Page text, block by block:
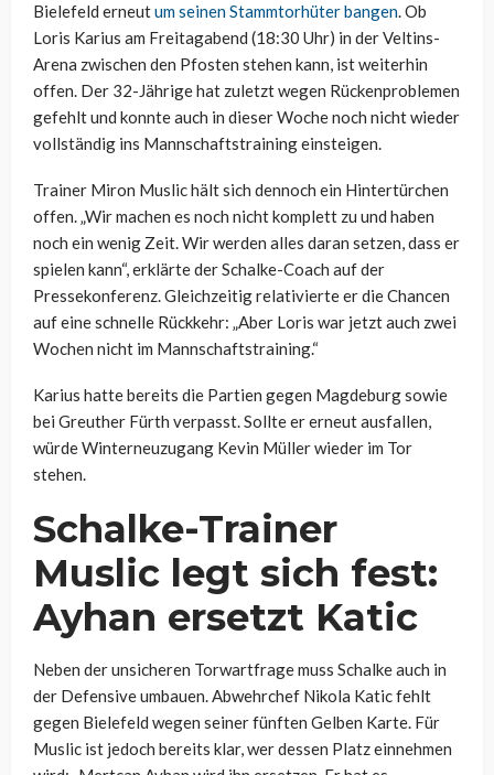
Bielefeld erneutum seinen Stammtorhüter bangen. Ob
Loris Karius am Freitagabend (18:30 Uhr) in der Veltins-
Arena zwischen den Pfosten stehen kann, ist weiterhin
offen. Der 32-Jährige hat zuletzt wegen Rückenproblemen
gefehlt und konnte auch in dieser Woche noch nicht wieder
vollständig ins Mannschaftstraining einsteigen.
Trainer Miron Muslic hält sich dennoch ein Hintertürchen
offen. „Wir machen es noch nicht komplett zu und haben
noch ein wenig Zeit. Wir werden alles daran setzen, dass er
spielen kann“, erklärte der Schalke-Coach auf der
Pressekonferenz. Gleichzeitig relativierte er die Chancen
auf eine schnelle Rückkehr: „Aber Loris war jetzt auch zwei
Wochen nicht im Mannschaftstraining.“
Karius hatte bereits die Partien gegen Magdeburg sowie
bei Greuther Fürth verpasst. Sollte er erneut ausfallen,
würde Winterneuzugang Kevin Müller wieder im Tor
stehen.
Schalke-Trainer
Muslic legt sich fest:
Ayhan ersetzt Katic
Neben der unsicheren Torwartfrage muss Schalke auch in
der Defensive umbauen. Abwehrchef Nikola Katic fehlt
gegen Bielefeld wegen seiner fünften Gelben Karte. Für
Muslic ist jedoch bereits klar, wer dessen Platz einnehmen